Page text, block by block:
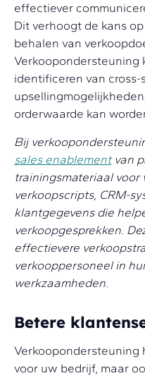
effectiever
Dit verhoogt de kans
behalen van
Verkoopondersteuning
identificeren van cross-
orderwaarde kan
Bij
sales enablementvan
trainingsmateriaal voor
verkoopscripts, CRM-
klantgegevens die
verkoopgesprekken.
effectievere
verkooppersoneel in
werkzaamheden.
Betere
Verkoopondersteuning
voor uw bedrijf, maar